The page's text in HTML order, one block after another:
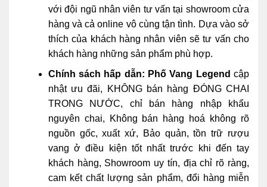
với đội ngũ nhân viên tư vấn tại showroom cửa
hàng và cả online vô cùng tận tình. Dựa vào sở
thích của khách hàng nhân viên sẽ tư vấn cho
khách hàng những sản phẩm phù hợp.
Chính sách hấp dẫn: Phố Vang Legend cập
nhật ưu đãi, KHÔNG bán hàng ĐÓNG CHAI
TRONG NƯỚC, chỉ bán hàng nhập khẩu
nguyên chai, Không bán hàng hoá không rõ
nguồn gốc, xuất xứ, Bảo quản, tồn trữ rượu
vang ở điều kiện tốt nhất trước khi đến tay
khách hàng, Showroom uy tín, địa chỉ rõ ràng,
cam kết chất lượng sản phẩm, đổi hàng miễn